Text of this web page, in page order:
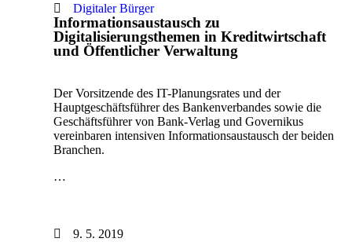
Digitaler Bürger
Informationsaustausch zu
Digitalisierungsthemen in Kreditwirtschaft
und Öffentlicher Verwaltung
Der Vorsitzende des IT-Planungsrates und der
Hauptgeschäftsführer des Bankenverbandes sowie die
Geschäftsführer von Bank-Verlag und Governikus
vereinbaren intensiven Informationsaustausch der beiden
Branchen.
…
9. 5. 2019